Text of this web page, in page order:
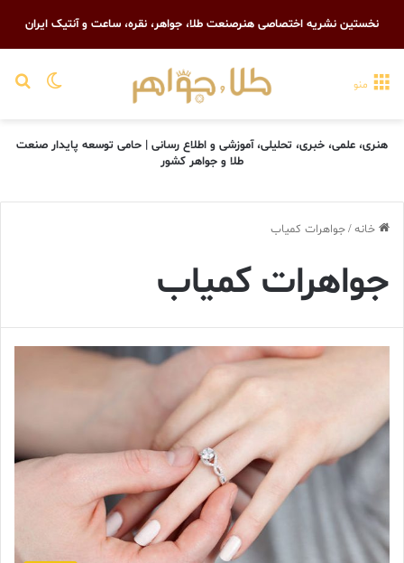
نخستین نشریه اختصاصی هنرصنعت طلا، جواهر، نقره، ساعت و آنتیک ایران
تغییر منو
هنری، علمی، خبری، تحلیلی، آموزشی و اطلاع رسانی | حامی توسعه پایدار صنعت
طلا و جواهر کشور
خانه/جواهرات کمیاب
جواهرات کمیاب